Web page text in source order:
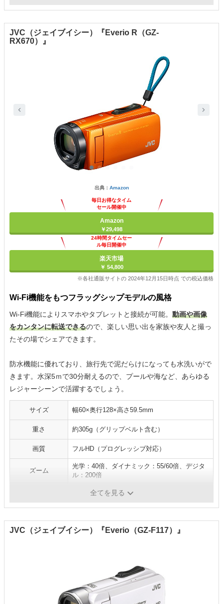
JVC（ジェイブイシー）『Everio R（GZ-
RX670）』
出典： Amazon
毎日お得なタイム
セール開催中
Amazon
￥29,498
24時間タイムセー
ル毎日開催中
楽天市場
￥ 54,800
※各社通販サイトの 2024年12月15日時点 での税込価格
Wi-Fi機能をもつフラッグシップモデルの風格
Wi-Fi機能によりスマホやタブレットと接続が可能。 動画や画像
をカンタンに転送できるので、楽しい思い出を家族や友人と撮っ
たその場でシェアできます。
防水機能に優れており、旅行先で泥だらけになっても水洗いがで
きます。水深5ｍで30分耐えるので、プールや海など、あらゆる
レジャーシーンで活躍するでしょう。
サイズ 幅60×奥行128×高さ59.5mm
重さ 約305g（グリップベルト含む）
画質 フルHD（プログレッシブ対応）
ズーム
光学：40倍、ダイナミック：55/60倍、デジタ
ル：200倍
約4時間20分
全てを見る
JVC（ジェイブイシー）『Everio（GZ-F117）』